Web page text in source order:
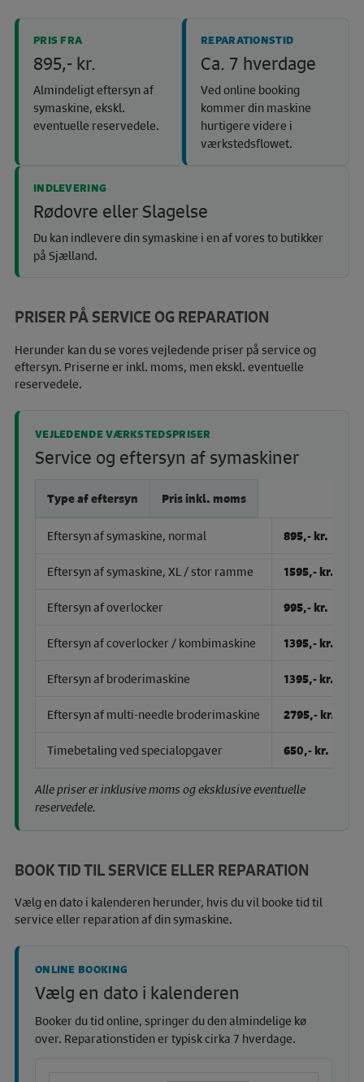
PRIS FRA
895,- kr.
Almindeligt eftersyn af
symaskine, ekskl.
eventuelle reservedele.
REPARATIONSTID
Ca. 7 hverdage
Ved online booking
kommer din maskine
hurtigere videre i
værkstedsflowet.
INDLEVERING
Rødovre eller Slagelse
Du kan indlevere din symaskine i en af vores to butikker
på Sjælland.
PRISER PÅ SERVICE OG REPARATION
Herunder kan du se vores vejledende priser på service og
eftersyn. Priserne er inkl. moms, men ekskl. eventuelle
reservedele.
VEJLEDENDE VÆRKSTEDSPRISER
Service og eftersyn af symaskiner
Type af eftersyn Pris inkl. moms
Eftersyn af symaskine, normal 895,- kr.
Eftersyn af symaskine, XL / stor ramme 1595,- kr.
Eftersyn af overlocker 995,- kr.
Eftersyn af coverlocker / kombimaskine 1395,- kr.
Eftersyn af broderimaskine 1395,- kr.
Eftersyn af multi-needle broderimaskine 2795,- kr.
Timebetaling ved specialopgaver 650,- kr.
Alle priser er inklusive moms og eksklusive eventuelle
reservedele.
BOOK TID TIL SERVICE ELLER REPARATION
Vælg en dato i kalenderen herunder, hvis du vil booke tid til
service eller reparation af din symaskine.
ONLINE BOOKING
Vælg en dato i kalenderen
Booker du tid online, springer du den almindelige kø
over. Reparationstiden er typisk cirka 7 hverdage.